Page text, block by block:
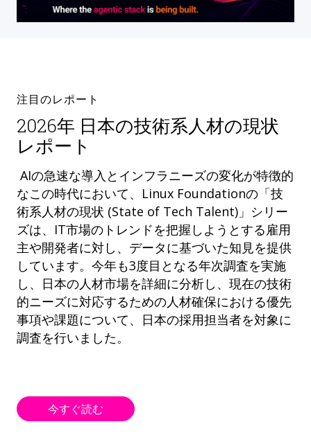
注目のレポート
2026年 日本の技術系人材の現状
レポート
AIの急速な導入とインフラニーズの変化が特徴的
なこの時代において、Linux Foundationの「技
術系人材の現状 (State of Tech Talent)」シリー
ズは、IT市場のトレンドを把握しようとする雇用
主や開発者に対し、データに基づいた知見を提供
しています。今年も3度目となる年次調査を実施
し、日本の人材市場を詳細に分析し、現在の技術
的ニーズに対応するための人材確保における優先
事項や課題について、日本の採用担当者を対象に
調査を行いました。
今すぐ読む